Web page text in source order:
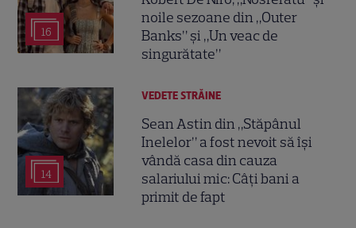
16
noile sezoane din „Outer
Banks” și „Un veac de
singurătate”
14
VEDETE STRĂINE
Sean Astin din „Stăpânul
Inelelor” a fost nevoit să își
vândă casa din cauza
salariului mic: Câți bani a
primit de fapt